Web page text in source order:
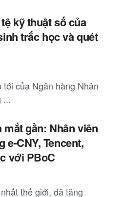
kỹ thuật số của
trắc học và quét
của Ngân hàng Nhân
...
gần: Nhân viên
CNY, Tencent,
với PBoC
thế giới, đã tăng